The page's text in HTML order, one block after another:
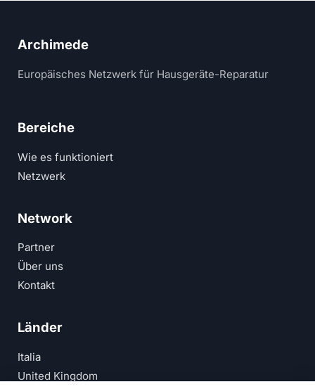
Archimede
Europäisches Netzwerk für Hausgeräte-Reparatur
Bereiche
Wie es funktioniert
Netzwerk
Network
Partner
Über uns
Kontakt
Länder
Italia
United Kingdom